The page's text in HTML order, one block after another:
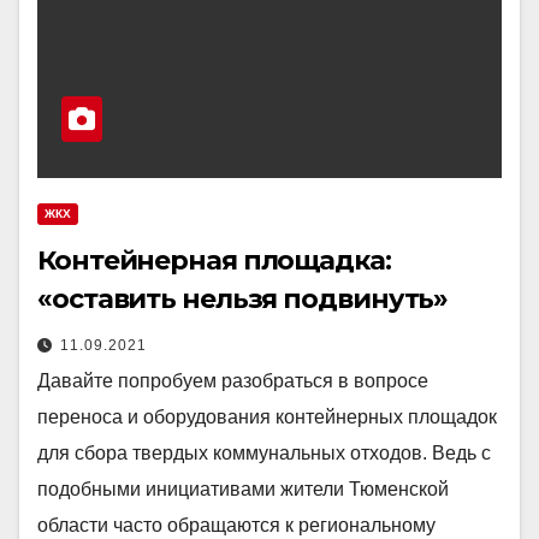
ЖКХ
Контейнерная площадка:
«оставить нельзя подвинуть»
11.09.2021
Давайте попробуем разобраться в вопросе
переноса и оборудования контейнерных площадок
для сбора твердых коммунальных отходов. Ведь с
подобными инициативами жители Тюменской
области часто обращаются к региональному